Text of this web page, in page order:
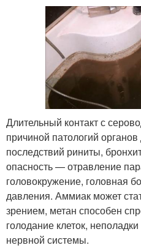
Длительный контакт с
причиной патологий
последствий риниты,
опасность — отравление
головокружение, головная
давления. Аммиак может
зрением, метан способен
голодание клеток,
нервной системы.